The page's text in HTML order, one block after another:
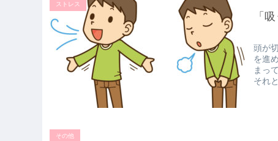
ストレス
「
頭が
を進
まっ
それ
その他